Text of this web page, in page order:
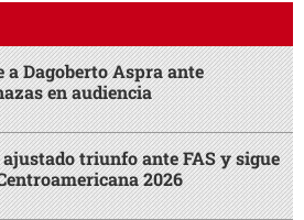
a Dagoberto Aspra ante
en audiencia
triunfo ante FAS y sigue
2026